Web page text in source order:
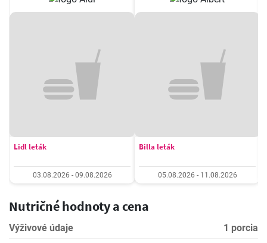
Lidl leták
03.08.2026 - 09.08.2026
Billa leták
05.08.2026 - 11.08.2026
Nutričné hodnoty a cena
Výživové údaje
1 porcia